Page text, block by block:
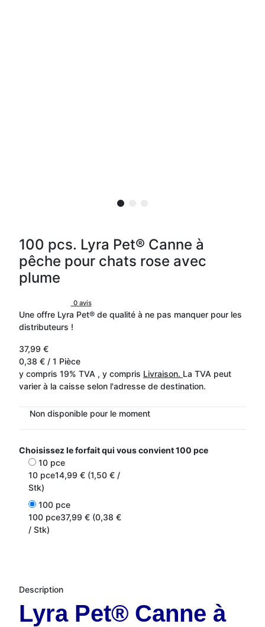
100 pcs. Lyra Pet® Canne à
pêche pour chats rose avec
plume
0 avis
Une offre Lyra Pet® de qualité à ne pas manquer pour les
distributeurs !
37,99 €
0,38 € / 1 Pièce
y compris 19% TVA , y compris Livraison. La TVA peut
varier à la caisse selon l'adresse de destination.
Non disponible pour le moment
Choisissez le forfait qui vous convient100 pce
10 pce
10 pce14,99 € (1,50 € /
Stk)
100 pce
100 pce37,99 € (0,38 €
/ Stk)
Description
Lyra Pet® Canne à